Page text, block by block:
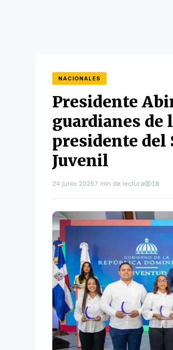
NACIONALES
Presidente
guardianes de
presidente del
Juvenil
24 junio 20267 min de lectura 18